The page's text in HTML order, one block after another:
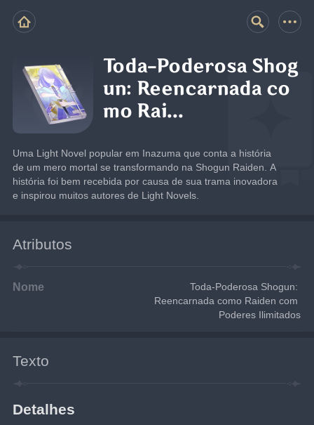
Toda-Poderosa Shog
un: Reencarnada co
mo Rai...
Uma Light Novel popular em Inazuma que conta a história
de um mero mortal se transformando na Shogun Raiden. A
história foi bem recebida por causa de sua trama inovadora
e inspirou muitos autores de Light Novels.
Atributos
Nome
Toda-Poderosa Shogun:
Reencarnada como Raiden com
Poderes Ilimitados
Texto
Detalhes